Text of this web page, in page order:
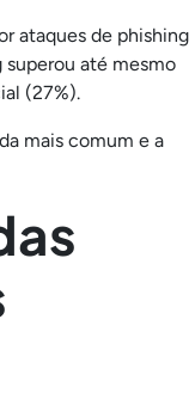
ataques de phishing
superou até mesmo
(27%).
mais comum e a